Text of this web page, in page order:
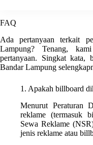
Ada pertanyaan terkait
Lampung? Tenang,
pertanyaan. Singkat
Bandar Lampung
1. Apakah billboard
Menurut Peraturan
reklame (termasuk
Sewa Reklame
jenis reklame atau